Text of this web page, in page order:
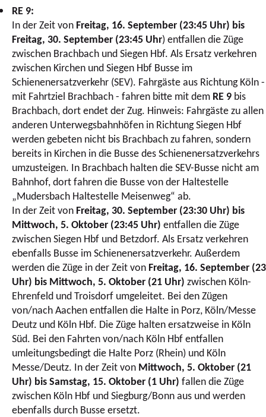
RE 9:
In der Zeit von Freitag, 16. September (23:45 Uhr) bis
Freitag, 30. September (23:45 Uhr) entfallen die Züge
zwischen Brachbach und Siegen Hbf. Als Ersatz verkehren
zwischen Kirchen und Siegen Hbf Busse im
Schienenersatzverkehr (SEV). Fahrgäste aus Richtung Köln -
mit Fahrtziel Brachbach - fahren bitte mit dem RE 9bis
Brachbach, dort endet der Zug. Hinweis: Fahrgäste zu allen
anderen Unterwegsbahnhöfen in Richtung Siegen Hbf
werden gebeten nicht bis Brachbach zu fahren, sondern
bereits in Kirchen in die Busse des Schienenersatzverkehrs
umzusteigen. In Brachbach halten die SEV-Busse nicht am
Bahnhof, dort fahren die Busse von der Haltestelle
„Mudersbach Haltestelle Meisenweg“ ab.
In der Zeit von Freitag, 30. September (23:30 Uhr) bis
Mittwoch, 5. Oktober (23:45 Uhr) entfallen die Züge
zwischen Siegen Hbf und Betzdorf. Als Ersatz verkehren
ebenfalls Busse im Schienenersatzverkehr. Außerdem
werden die Züge in der Zeit von Freitag, 16. September (23
Uhr) bis Mittwoch, 5. Oktober (21 Uhr) zwischen Köln-
Ehrenfeld und Troisdorf umgeleitet. Bei den Zügen
von/nach Aachen entfallen die Halte in Porz, Köln/Messe
Deutz und Köln Hbf. Die Züge halten ersatzweise in Köln
Süd. Bei den Fahrten von/nach Köln Hbf entfallen
umleitungsbedingt die Halte Porz (Rhein) und Köln
Messe/Deutz. In der Zeit von Mittwoch, 5. Oktober (21
Uhr) bis Samstag, 15. Oktober (1 Uhr) fallen die Züge
zwischen Köln Hbf und Siegburg/Bonn aus und werden
ebenfalls durch Busse ersetzt.